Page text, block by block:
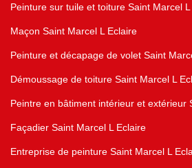
Peinture sur tuile et toiture Saint Marcel
Maçon Saint Marcel L Eclaire
Peinture et décapage de volet Saint
Démoussage de toiture Saint Marcel L
Peintre en bâtiment intérieur et extérieur
Façadier Saint Marcel L Eclaire
Entreprise de peinture Saint Marcel L